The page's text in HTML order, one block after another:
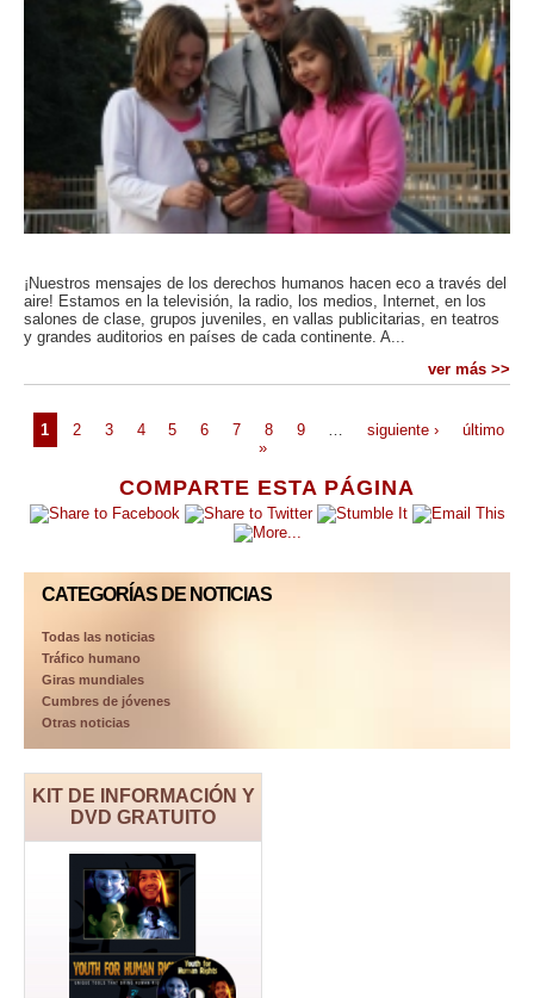
COMPARTE ESTA PÁGINA
CATEGORÍAS DE NOTICIAS
Todas las noticias
Tráfico humano
Giras mundiales
Cumbres de jóvenes
Otras noticias
KIT DE INFORMACIÓN Y
DVD GRATUITO
¡Nuestros mensajes de los derechos humanos hacen eco a través del
aire! Estamos en la televisión, la radio, los medios, Internet, en los
salones de clase, grupos juveniles, en vallas publicitarias, en teatros
y grandes auditorios en países de cada continente. A...
ver más >>
1 2 3 4 5 6 7 8 9 … siguiente ›
último
»